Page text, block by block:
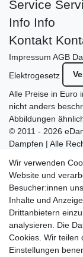
Service
Info Info
Kontakt
Impressum AGB
Elektrogesetz
Alle Preise in Euro
nicht anders
Abbildungen
© 2011 - 2026
Dampfen | Alle
mit vielen
Bitte
betrieblicher
Schreiben Sie
Wir
Wir verwenden
Website und
Besucher:innen
Inhalte und
Drittanbietern
analysieren. Die
Cookies. Wir teilen
Einstellungen